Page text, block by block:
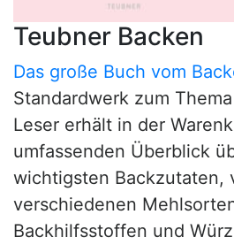
Teubner Backen
Das große Buch vom
Standardwerk zum
Leser erhält in der
umfassenden Überblick
wichtigsten Backzutaten,
verschiedenen
Backhilfsstoffen und